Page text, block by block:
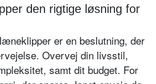
den rigtige løsning for
er en beslutning, der
Overvej din livsstil,
samt dit budget. For